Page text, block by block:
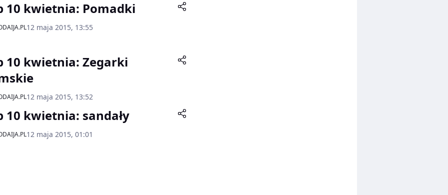
10 kwietnia: Pomadki
12 maja 2015, 13:55
10 kwietnia: Zegarki
12 maja 2015, 13:52
10 kwietnia: sandały
12 maja 2015, 01:01